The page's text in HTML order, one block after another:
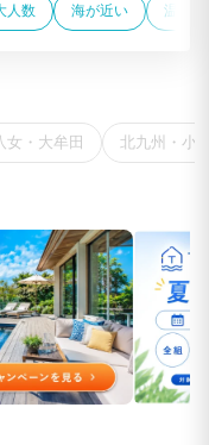
人数 海が近い 温泉
女・大牟田 北九州・小